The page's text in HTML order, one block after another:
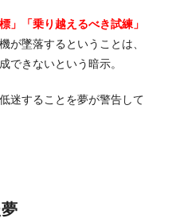
」「乗り越えるべき試練」
が墜落するということは、
できないという暗示。
迷することを夢が警告して